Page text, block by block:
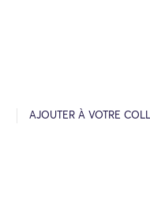
AJOUTER À VOTRE